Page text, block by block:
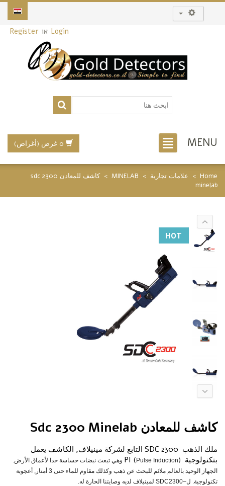
Loginאו Register
MENU 0 غرض (أغراض)
Home
> علامات تجارية >
MINELAB
>
كاشف للمعادن sdc 2300
minelab
HOT
كاشف للمعادن Sdc 2300 Minelab
ملك الذهب SDC 2300 التابع لشركة مينيلاف, الكاشف يعمل
بتكنولوجية (PI (
Pulse Induction وهي تبعث نبضات حساسة جدا لأعماق الأرض.
الجهاز الوحيد بالعالم ملائم للبحث عن ذهب وكذلك مقاوم للماء حتى 3 أمتار, أعجوبة
تكنولوجية. ل–SDC2300 لمينيلاف لديه وصايتنا الحارة له.